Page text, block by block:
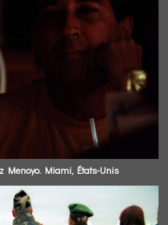
Menoyo. Miami, États-Unis